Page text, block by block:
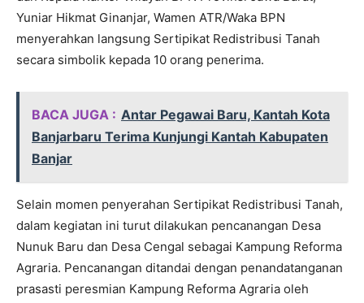
Yuniar Hikmat Ginanjar, Wamen ATR/Waka BPN
menyerahkan langsung Sertipikat Redistribusi Tanah
secara simbolik kepada 10 orang penerima.
BACA JUGA : Antar Pegawai Baru, Kantah Kota
Banjarbaru Terima Kunjungi Kantah Kabupaten
Banjar
Selain momen penyerahan Sertipikat Redistribusi Tanah,
dalam kegiatan ini turut dilakukan pencanangan Desa
Nunuk Baru dan Desa Cengal sebagai Kampung Reforma
Agraria. Pencanangan ditandai dengan penandatanganan
prasasti peresmian Kampung Reforma Agraria oleh